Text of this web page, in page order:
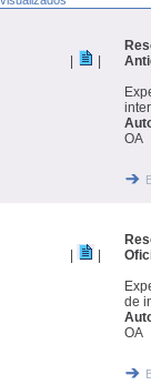
OA
de
OA